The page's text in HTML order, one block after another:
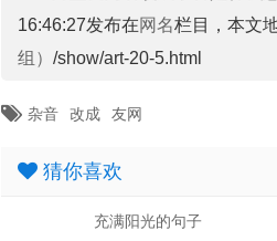
16:46:27发布在网名栏目，本文
组） /show/art-20-5.html
杂音 改成 友网
猜你喜欢
充满阳光的句子